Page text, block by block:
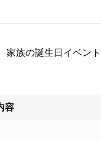
族の誕生日イベン
容